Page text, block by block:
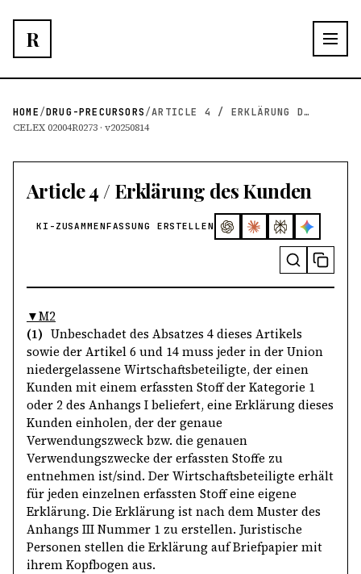
R
HOME/DRUG-PRECURSORS/
ARTICLE 4 / ERKLÄRUNG DES KUNDEN
CELEX 02004R0273 · v20250814
Article 4 / Erklärung des Kunden
KI-ZUSAMMENFASSUNG ERSTELLEN
▼M2
(1) Unbeschadet des Absatzes 4 dieses Artikels
sowie der Artikel 6 und 14 muss jeder in der Union
niedergelassene Wirtschaftsbeteiligte, der einen
Kunden mit einem erfassten Stoff der Kategorie 1
oder 2 des Anhangs I beliefert, eine Erklärung dieses
Kunden einholen, der der genaue
Verwendungszweck bzw. die genauen
Verwendungszwecke der erfassten Stoffe zu
entnehmen ist/sind. Der Wirtschaftsbeteiligte erhält
für jeden einzelnen erfassten Stoff eine eigene
Erklärung. Die Erklärung ist nach dem Muster des
Anhangs III Nummer 1 zu erstellen. Juristische
Personen stellen die Erklärung auf Briefpapier mit
ihrem Kopfbogen aus.